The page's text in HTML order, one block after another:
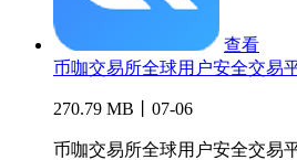
查看
币咖交易所全球用户安全交易
270.79 MB丨07-06
币咖交易所全球用户安全交易